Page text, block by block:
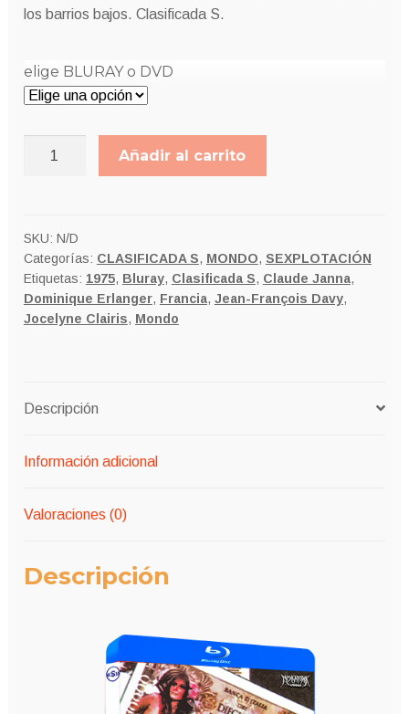
los barrios bajos. Clasificada S.
elige BLURAY o DVD
Añadir al carrito
SKU: N/D
Categorías: CLASIFICADA S, MONDO, SEXPLOTACIÓN
Etiquetas: 1975, Bluray, Clasificada S, Claude Janna,
Dominique Erlanger, Francia, Jean-François Davy,
Jocelyne Clairis, Mondo
Descripción
Información adicional
Valoraciones (0)
Descripción